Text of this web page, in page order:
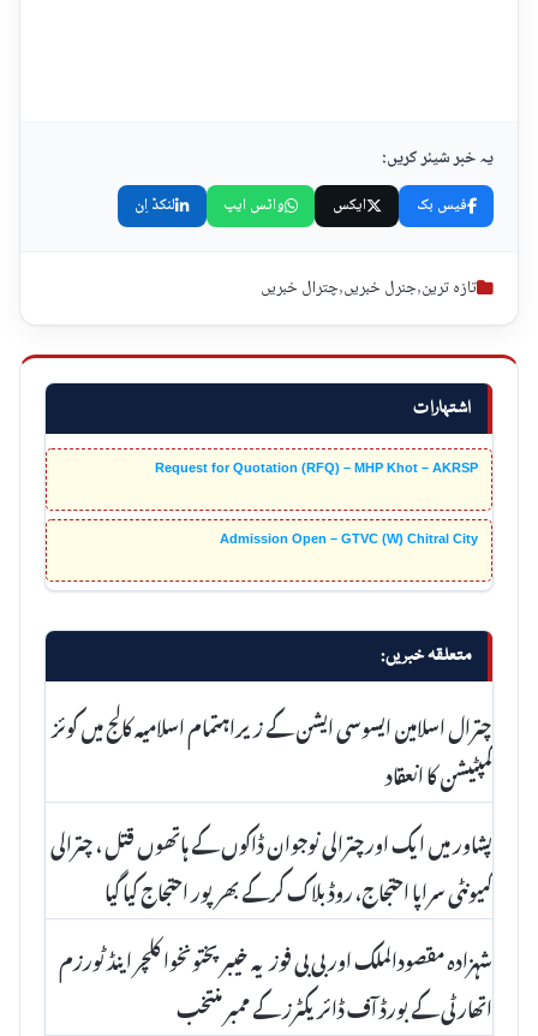
اشتہارات
Request for Quotation (RFQ) – MHP Khot – AKRSP
Admission Open – GTVC (W) Chitral City
متعلقہ خبریں:
چترال اسلامین ایسوسی ایشن کے زیراہتمام اسلامیہ کالج میں کوئز
کمپٹیشن کا انعقاد
پشاور میں ایک اورچترالی نوجوان ڈاکوں کے ہاتھوں قتل ، چترالی
کمیونٹی سراپا احتجاج، روڈ بلاک کرکے بھرپور احتجاج کیا گیا
شہزادہ مقصودالملک اور بی بی فوزیہ خیبر پختونخوا کلچر اینڈ ٹورزم
اتھارٹی کے بورڈ آف ڈائریکٹرز کے ممبر منتخب
یہ خبر شیئر کریں:
فیس بک ایکس واٹس ایپ لنکڈ اِن
تازہ ترین,جنرل خبریں,چترال خبریں